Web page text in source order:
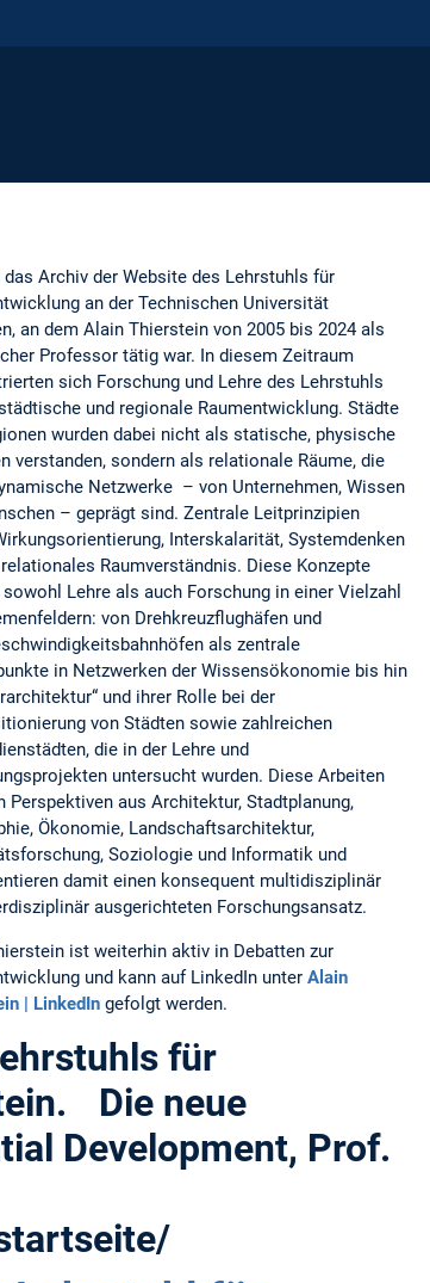
Archiv der Website des Lehrstuhls für
an der Technischen Universität
an dem Alain Thierstein von 2005 bis 2024 als
Professor tätig war. In diesem Zeitraum
sich Forschung und Lehre des Lehrstuhls
und regionale Raumentwicklung. Städte
wurden dabei nicht als statische, physische
verstanden, sondern als relationale Räume, die
Netzwerke – von Unternehmen, Wissen
– geprägt sind. Zentrale Leitprinzipien
Interskalarität, Systemdenken
Raumverständnis. Diese Konzepte
sowohl Lehre als auch Forschung in einer Vielzahl
von Drehkreuzflughäfen und
als zentrale
in Netzwerken der Wissensökonomie bis hin
und ihrer Rolle bei der
von Städten sowie zahlreichen
die in der Lehre und
untersucht wurden. Diese Arbeiten
Perspektiven aus Architektur, Stadtplanung,
Ökonomie, Landschaftsarchitektur,
Soziologie und Informatik und
damit einen konsequent multidisziplinär
ausgerichteten Forschungsansatz.
ist weiterhin aktiv in Debatten zur
und kann auf LinkedIn unter Alain
| LinkedIn gefolgt werden.
für
Die neue
Development, Prof.